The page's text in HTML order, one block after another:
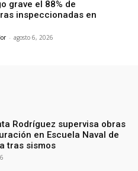
grave el 88% de
inspeccionadas en
- agosto 6, 2026
Rodríguez supervisa obras
en Escuela Naval de
tras sismos